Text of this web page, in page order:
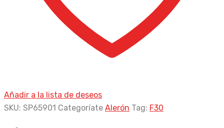
Añadir a la lista de deseos
SKU: SP65901 Categoríate Alerón Tag: F30